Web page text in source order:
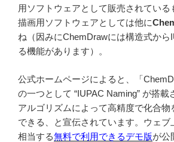
用ソフトウェアとして販売されてい
描画用ソフトウェアとしては他に
ね（因みにChemDrawには構造式から
る機能があります）。
公式ホームページによると、「
の一つとして “IUPAC Naming” が搭
アルゴリズムによって高精度で化合物
できる、と宣伝されています。ウェブ
相当する無料で利用できるデモ版が公